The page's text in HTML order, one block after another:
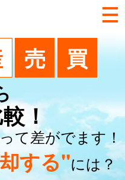
売 買
！
て差がでます！
する"には？